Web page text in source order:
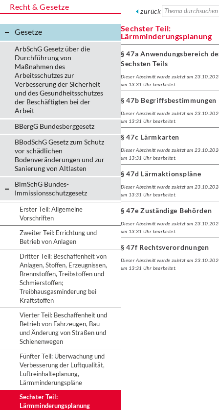
Recht & Gesetze
Gesetze
ArbSchG Gesetz über die
Durchführung von
Maßnahmen des
Arbeitsschutzes zur
Verbesserung der Sicherheit
und des Gesundheitsschutzes
der Beschäftigten bei der
Arbeit
BBergG Bundesberggesetz
BBodSchG Gesetz zum Schutz
vor schädlichen
Bodenveränderungen und zur
Sanierung von Altlasten
BlmSchG Bundes-
Immissionsschutz­gesetz
Erster Teil: Allgemeine
Vorschriften
Zweiter Teil: Errichtung und
Betrieb von Anlagen
Dritter Teil: Beschaffenheit von
Anlagen, Stoffen, Erzeugnissen,
Brennstoffen, Treibstoffen und
Schmierstoffen;
Treibhausgasminderung bei
Kraftstoffen
Vierter Teil: Beschaffenheit und
Betrieb von Fahrzeugen, Bau
und Änderung von Straßen und
Schienenwegen
Fünfter Teil: Überwachung und
Verbesserung der Luftqualität,
Luftreinhalteplanung,
Lärmminderungspläne
Sechster Teil:
Lärmminderungsplanung
zurück
Sechster Teil:
Lärmminderungsplanung
§ 47a Anwendungsbereich
Sechsten Teils
Dieser Abschnitt wurde zuletzt am
um 13:31 Uhr bearbeitet.
§ 47b Begriffsbestimmungen
Dieser Abschnitt wurde zuletzt am
um 13:31 Uhr bearbeitet.
§ 47c Lärmkarten
Dieser Abschnitt wurde zuletzt am
um 13:31 Uhr bearbeitet.
§ 47d Lärmaktionspläne
Dieser Abschnitt wurde zuletzt am
um 13:31 Uhr bearbeitet.
§ 47e Zuständige Behörden
Dieser Abschnitt wurde zuletzt am
um 13:31 Uhr bearbeitet.
§ 47f Rechtsverordnungen
Dieser Abschnitt wurde zuletzt am
um 13:31 Uhr bearbeitet.